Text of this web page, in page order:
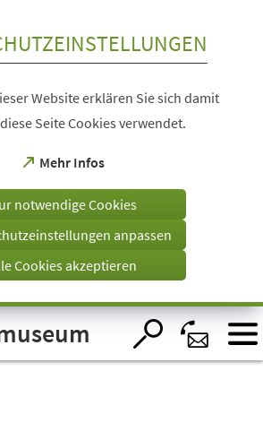
Website erklären Sie sich damit
Seite Cookies verwendet.
Mehr Infos
(Öffnet
einem
Tab)
notwendige Cookies
anpassen
Cookies akzeptieren